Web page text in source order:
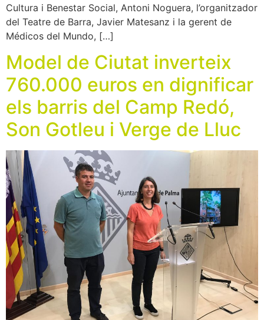
Cultura i Benestar Social, Antoni Noguera, l’organitzador
del Teatre de Barra, Javier Matesanz i la gerent de
Médicos del Mundo, […]
Model de Ciutat inverteix
760.000 euros en dignificar
els barris del Camp Redó,
Son Gotleu i Verge de Lluc